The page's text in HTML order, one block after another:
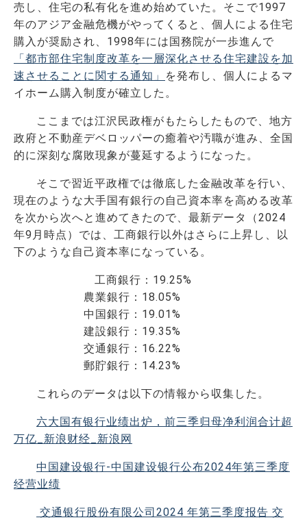
売し、住宅の私有化を進め始めていた。そこで1997
年のアジア金融危機がやってくると、個人による住宅
購入が奨励され、1998年には国務院が一歩進んで
「都市部住宅制度改革を一層深化させる住宅建設を加
速させることに関する通知」
を発布し、個人によるマ
イホーム購入制度が確立した。
ここまでは江沢民政権がもたらしたもので、地方
政府と不動産デベロッパーの癒着や汚職が進み、全国
的に深刻な腐敗現象が蔓延するようになった。
そこで習近平政権では徹底した金融改革を行い、
現在のような大手国有銀行の自己資本率を高める改革
を次から次へと進めてきたので、最新データ（2024
年9月時点）では、工商銀行以外はさらに上昇し、以
下のような自己資本率になっている。
工商銀行：19.25%
農業銀行：18.05%
中国銀行：19.01%
建設銀行：19.35%
交通銀行：16.22%
郵貯銀行：14.23%
これらのデータは以下の情報から収集した。
六大国有银行业绩出炉，前三季归母净利润合计超
万亿_新浪财经_新浪网
中国建设银行-中国建设银行公布2024年第三季度
经营业绩
交通银行股份有限公司2024 年第三季度报告 交